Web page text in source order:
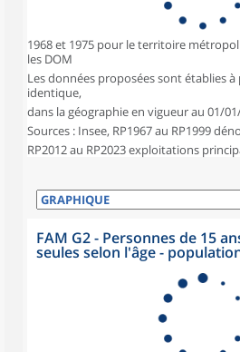
1968 et 1975 pour le territoire
les DOM
Les données proposées sont établies
identique,
dans la géographie en vigueur au 01/
Sources : Insee, RP1967 au RP1999
RP2012 au RP2023 exploitations
FAM G2 - Personnes de 15
seules selon l'âge -